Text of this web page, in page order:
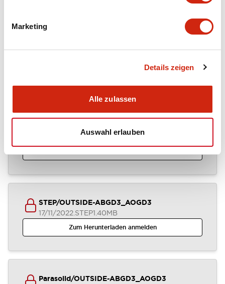
Marketing
Details zeigen
Alle zulassen
Auswahl erlauben
ABGD3_AOGD3_2-4CB_A4-A04931
.IGS2.92MB
STEP/OUTSIDE-ABGD3_AOGD3
17/11/2022.STEP1.40MB
Zum Herunterladen anmelden
Parasolid/OUTSIDE-ABGD3_AOGD3